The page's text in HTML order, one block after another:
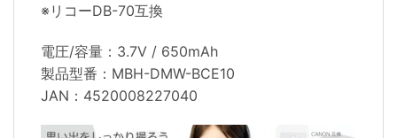
※リコーDB-70互換
電圧/容量：3.7V / 650mAh
製品型番：MBH-DMW-BCE10
JAN：4520008227040